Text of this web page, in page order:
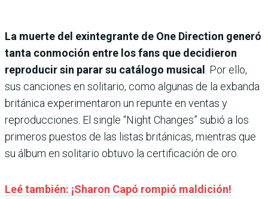
La muerte del exintegrante de One Direction generó
tanta conmoción entre los fans que decidieron
reproducir sin parar su catálogo musical
. Por ello,
sus canciones en solitario, como algunas de la exbanda
británica experimentaron un repunte en ventas y
reproducciones. El single “Night Changes” subió a los
primeros puestos de las listas británicas, mientras que
su álbum en solitario obtuvo la certificación de oro.
Leé también: ¡Sharon Capó rompió maldición!